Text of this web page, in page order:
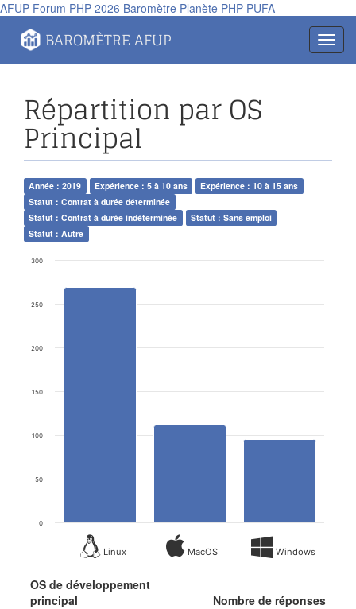
AFUP Forum PHP 2026 Baromètre Planète PHP PUFA
BAROMÈTRE AFUP
Répartition par OS
Principal
Année : 2019 Expérience : 5 à 10 ans
Expérience : 10 à 15 ans
Statut : Contrat à durée déterminée
Statut : Contrat à durée indéterminée
Statut : Sans emploi
Statut : Autre
0
50
100
150
200
250
300
Linux MacOS Windows
OS de développement
principal
Nombre de réponses
Panneau de gestion des cookies